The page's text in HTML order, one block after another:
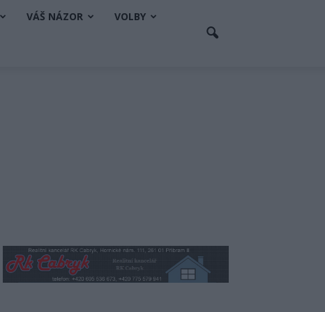
VÁŠ NÁZOR VOLBY